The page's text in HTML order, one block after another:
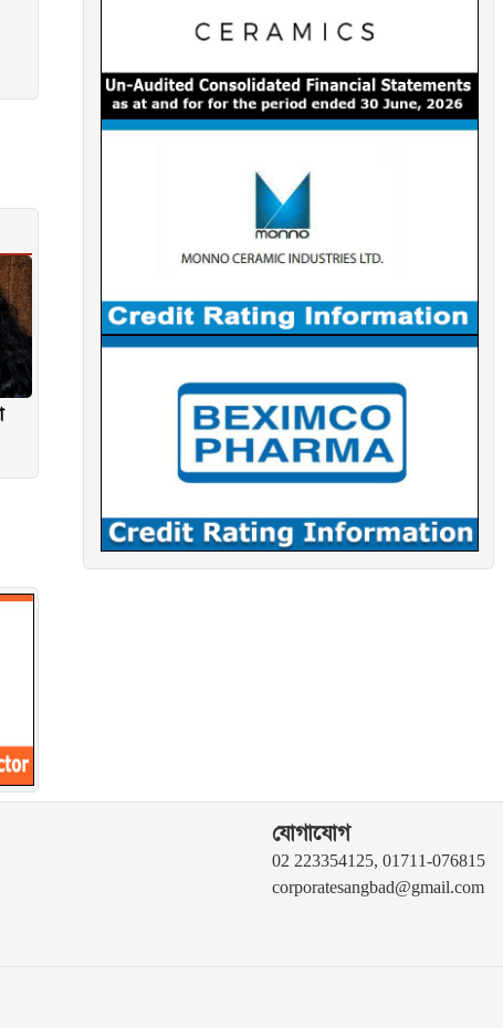
যোগাযোগ
02 223354125, 01711-076815
corporatesangbad@gmail.com